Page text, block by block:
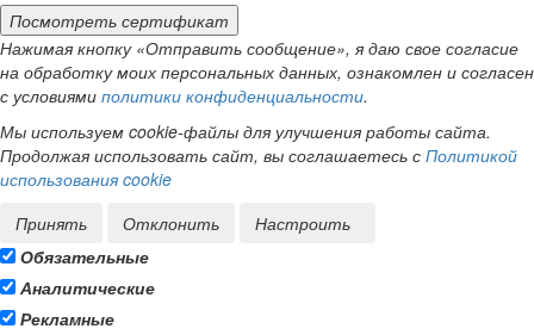
Посмотреть сертификат
Нажимая кнопку «Отправить сообщение», я даю свое согласие
на обработку моих персональных данных, ознакомлен и согласен
с условиями политики конфиденциальности.
Мы используем cookie-файлы для улучшения работы сайта.
Продолжая использовать сайт, вы соглашаетесь с Политикой
использования cookie
Принять
Отклонить
Настроить
Обязательные
Аналитические
Рекламные